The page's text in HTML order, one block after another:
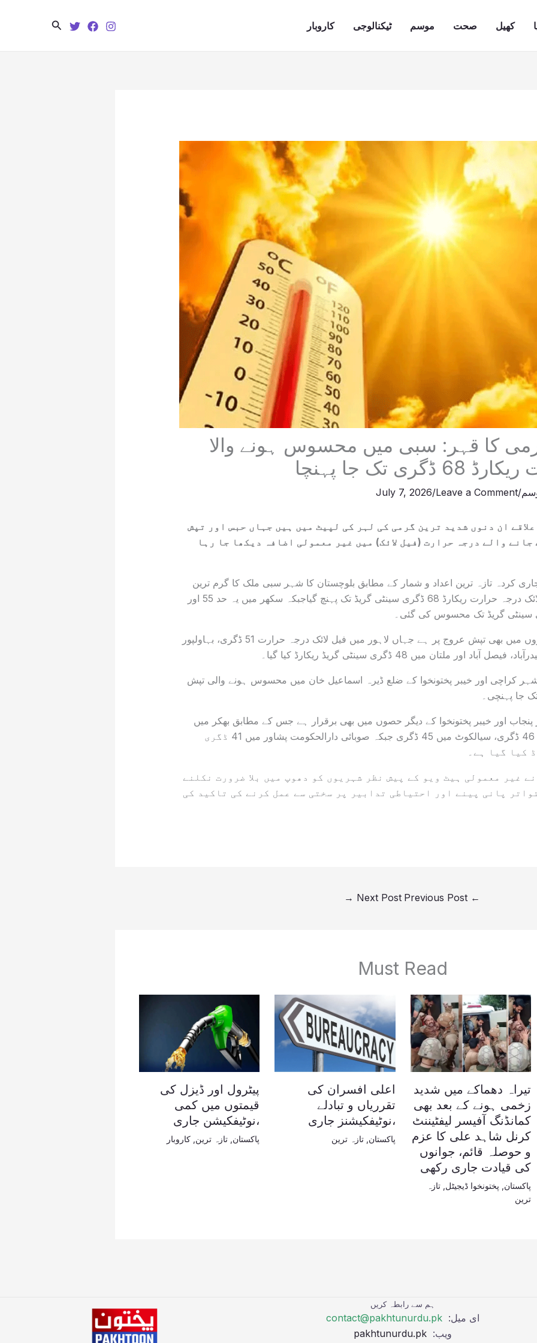
کھیل صحت موسم ٹیکنالوجی کاروبار Search
کا قہر: سبی میں محسوس ہونے والا
تک جا پہنچا
/
Leave a Comment
/
July 7, 2026
ان دنوں شدید ترین گرمی کی لہر کی لپیٹ میں ہیں جہاں حبس اور تپش
والے درجہ حرارت (فیل لائک) میں غیر معمولی اضافہ دیکھا جا رہا
کردہ تازہ ترین اعداد و شمار کے مطابق بلوچستان کا شہر سبی ملک کا گرم ترین
علاقہ رہا جہاں فیل لائک درجہ حرارت ریکارڈ 68 ڈگری سینٹی گریڈ تک پہنچ گیاجبکہ سکھر میں یہ حد 55 اور
ملک کے دیگر بڑے شہروں میں بھی تپش عروج پر ہے جہاں لاہور میں فیل لائک درجہ حرارت 51 ڈگری، بہاولپور
کراچی اور خیبر پختونخوا کے ضلع ڈیرہ اسماعیل خان میں محسوس ہونے والی تپش
اور خیبر پختونخوا کے دیگر حصوں میں بھی برقرار ہے جس کے مطابق بھکر میں
فیل لائک درجہ حرارت 46 ڈگری، سیالکوٹ میں 45 ڈگری جبکہ صوبائی دارالحکومت پشاور میں 41 ڈگری
کیا گیا ہے۔
غیر معمولی ہیٹ ویو کے پیش نظر شہریوں کو دھوپ میں بلا ضرورت نکلنے
پانی پینے اور احتیاطی تدابیر پر سختی سے عمل کرنے کی تاکید کی
←
Next Post
→
Must Read
تیراہ دھماکے میں شدید
زخمی ہونے کے بعد بھی
کمانڈنگ آفیسر لیفٹیننٹ
کرنل شاہد علی کا عزم
و حوصلہ قائم، جوانوں
کی قیادت جاری رکھی
پاکستان پختونخوا ڈیجیٹل ,تازہ
ترین
اعلی افسران کی
تقرریاں و تبادلے
،نوٹیفکیشنز جاری
پاکستان ,تازہ ترین
پیٹرول اور ڈیزل کی
قیمتوں میں کمی
،نوٹیفکیشن جاری
پاکستان تازہ ترین کاروبار
ہم سے رابطہ کریں
ای میل: contact@pakhtunurdu.pk
ویب: